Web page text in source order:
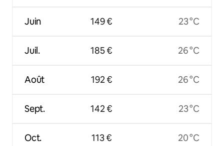
Juin
Juil.
Août
Sept.
Oct.
149 €
185 €
192 €
142 €
113 €
23 °C
26 °C
26 °C
23 °C
20 °C